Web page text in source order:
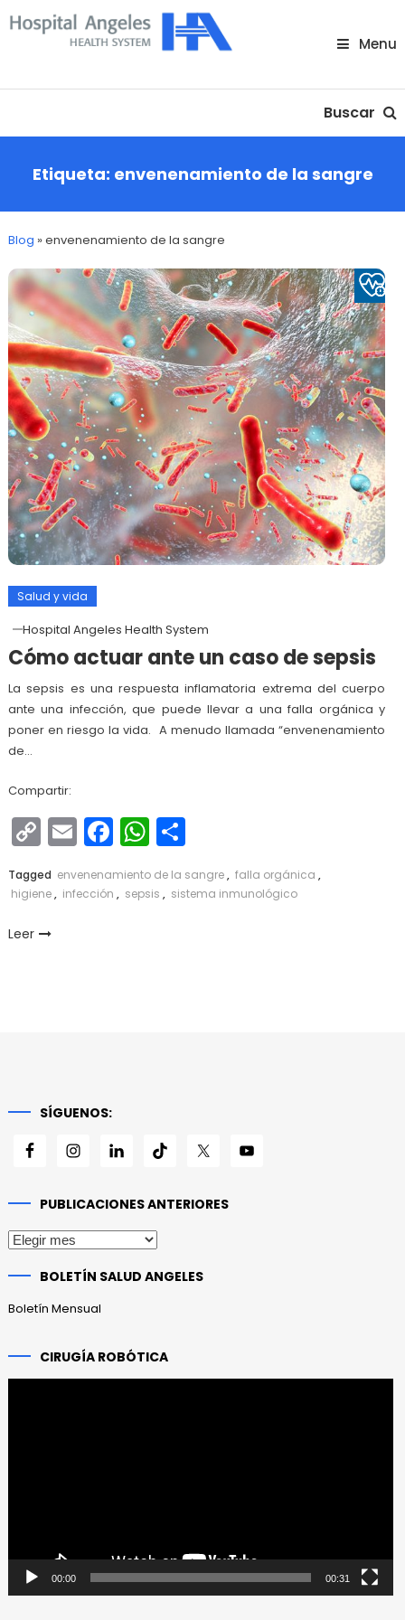
Skip
To
Menu
Buscar
Etiqueta: envenenamiento de la sangre
Blog »envenenamiento de la sangre
Salud y vida
Hospital Angeles Health System
Cómo actuar ante un caso de sepsis
La sepsis es una respuesta inflamatoria extrema del cuerpo
ante una infección, que puede llevar a una falla orgánica y
poner en riesgo la vida. A menudo llamada “envenenamiento
de…
Compartir:
Copy
Link
EmailFacebook
WhatsApp
Compartir
Tagged envenenamiento de la sangre, falla orgánica ,
higiene, infección , sepsis , sistema inmunológico
Leer
SÍGUENOS:
PUBLICACIONES ANTERIORES
Publicaciones
BOLETÍN SALUD ANGELES
Boletín Mensual
CIRUGÍA ROBÓTICA
00:00 00:31